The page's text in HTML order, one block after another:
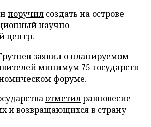
поручил создать на острове
научно-
центр.
заявил о планируемом
минимум 75 государств
форуме.
отметилравновесие
и возвращающихся в страну